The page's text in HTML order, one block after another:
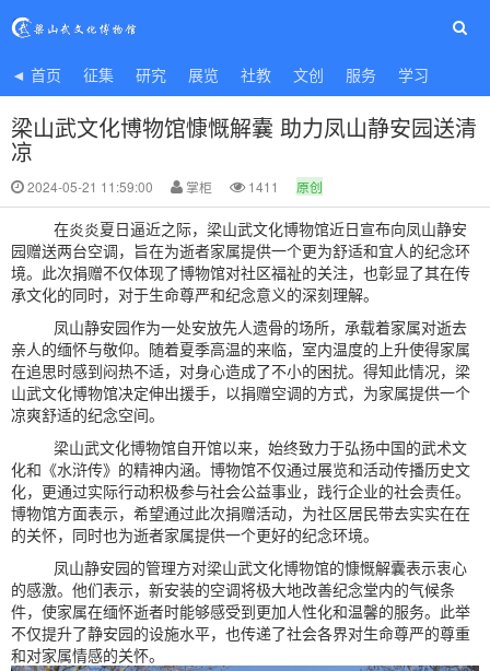
◄ 首页 征集 研究 展览 社教 文创 服务 学习
梁山武文化博物馆慷慨解囊 助力凤山静安园送清
凉
2024-05-21 11:59:00 掌柜 1411 原创
在炎炎夏日逼近之际，梁山武文化博物馆近日宣布向凤山静安
园赠送两台空调，旨在为逝者家属提供一个更为舒适和宜人的纪念环
境。此次捐赠不仅体现了博物馆对社区福祉的关注，也彰显了其在传
承文化的同时，对于生命尊严和纪念意义的深刻理解。
凤山静安园作为一处安放先人遗骨的场所，承载着家属对逝去
亲人的缅怀与敬仰。随着夏季高温的来临，室内温度的上升使得家属
在追思时感到闷热不适，对身心造成了不小的困扰。得知此情况，梁
山武文化博物馆决定伸出援手，以捐赠空调的方式，为家属提供一个
凉爽舒适的纪念空间。
梁山武文化博物馆自开馆以来，始终致力于弘扬中国的武术文
化和《水浒传》的精神内涵。博物馆不仅通过展览和活动传播历史文
化，更通过实际行动积极参与社会公益事业，践行企业的社会责任。
博物馆方面表示，希望通过此次捐赠活动，为社区居民带去实实在在
的关怀，同时也为逝者家属提供一个更好的纪念环境。
凤山静安园的管理方对梁山武文化博物馆的慷慨解囊表示衷心
的感激。他们表示，新安装的空调将极大地改善纪念堂内的气候条
件，使家属在缅怀逝者时能够感受到更加人性化和温馨的服务。此举
不仅提升了静安园的设施水平，也传递了社会各界对生命尊严的尊重
和对家属情感的关怀。